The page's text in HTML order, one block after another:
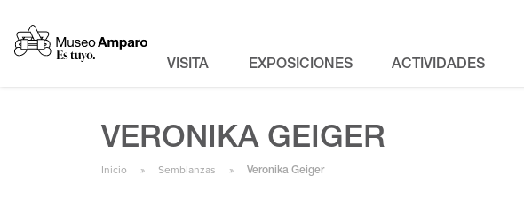
VISITA EXPOSICIONES ACTIVIDADES
VERONIKA GEIGER
Inicio Semblanzas Veronika Geiger